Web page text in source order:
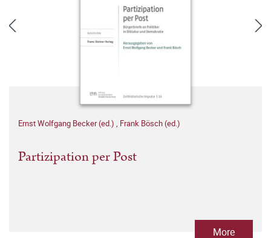
Ernst Wolfgang Becker (ed.) , Frank Bösch (ed.)
Partizipation per Post
More